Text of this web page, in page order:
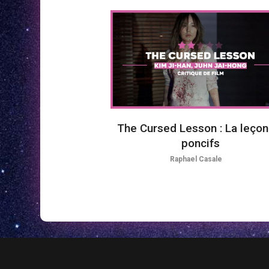
The Cursed Lesson : La
poncifs
Raphael Casale